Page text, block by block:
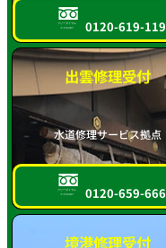
フリーダイヤル
スマホOK!! 0120-619-119
出雲修理受付
水道修理サービス拠点
フリーダイヤル
スマホOK!! 0120-659-666
境港修理受付